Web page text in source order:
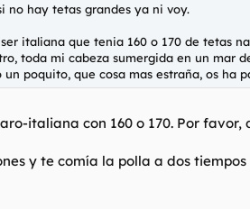
no hay tetas grandes ya ni voy.
italiana que tenia 160 o 170 de tetas
toda mi cabeza sumergida en un mar
poquito, que cosa mas estraña, os ha
italiana con 160 o 170. Por favor,
y te comía la polla a dos